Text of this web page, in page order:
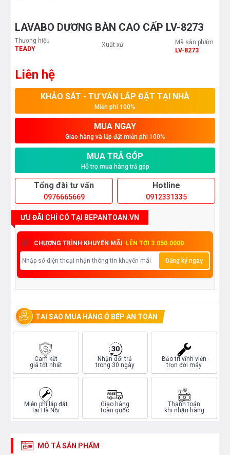
LAVABO DƯƠNG BÀN CAO CẤP LV-8273
Thương hiệu
TEADY
Xuất xứ
Mã sản phẩm
LV-8273
Liên hệ
KHẢO SÁT - TƯ VẤN LẮP ĐẶT TẠI NHÀ
Miễn phí 100%
MUA NGAY
Giao hàng và lắp đặt miễn phí 100%
MUA TRẢ GÓP
Hỗ trợ mua hàng trả góp
Tổng đài tư vấn
0976665669
Hotline
0912331335
ƯU ĐÃI CHỈ CÓ TẠI BEPANTOAN.VN
CHƯƠNG TRÌNH KHUYẾN MÃI LÊN TỚI 3.050.000Đ
Đăng ký ngay
TẠI SAO MUA HÀNG Ở BẾP AN TOÀN
Cam kết
giá tốt nhất
Nhận đổi trả
trong 30 ngày
Bảo trì vĩnh viễn
trọn đời máy
Miễn phí lắp đặt
tại Hà Nội
Giao hàng
toàn quốc
Thanh toán
khi nhận hàng
MÔ TẢ SẢN PHẨM